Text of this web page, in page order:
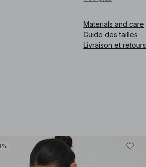
Materials and care
Guide des tailles
Livraison et retours